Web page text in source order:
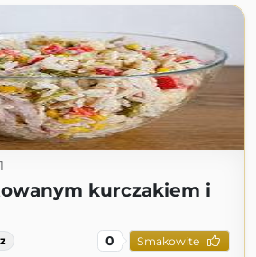
kurczakiem i
0 Smakowite